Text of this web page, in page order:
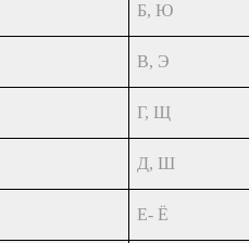
Б, Ю
В, Э
Г, Щ
Д, Ш
Е- Ё